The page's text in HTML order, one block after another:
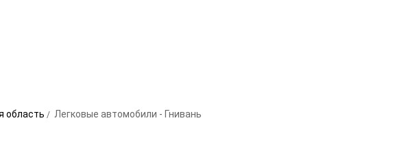
область Легковые автомобили - Гнивань